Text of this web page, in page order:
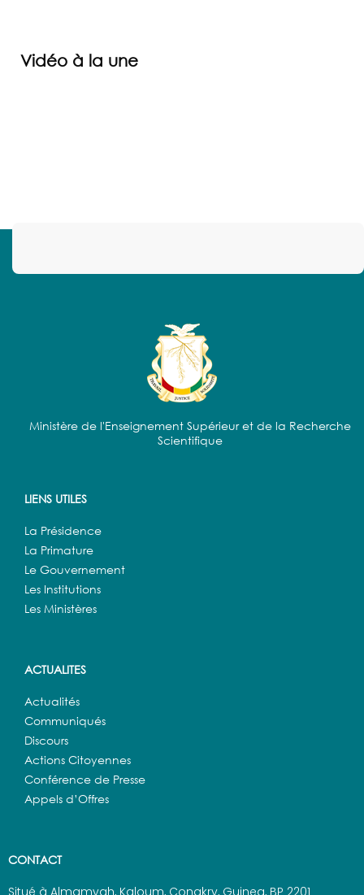
Vidéo à la une
Ministère de l'Enseignement Supérieur et de la Recherche
Scientifique
LIENS UTILES
La Présidence
La Primature
Le Gouvernement
Les Institutions
Les Ministères
ACTUALITES
Actualités
Communiqués
Discours
Actions Citoyennes
Conférence de Presse
Appels d’Offres
CONTACT